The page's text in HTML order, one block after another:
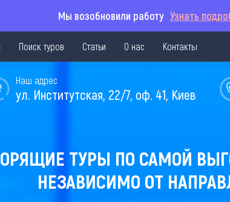
Мы возобновили работу Узнать
Поиск туров Статьи О нас Контакты
Наш адрес
ул. Институтская, 22/7, оф. 41, Киев
ТУРЫ ПО САМОЙ
НЕЗАВИСИМО ОТ